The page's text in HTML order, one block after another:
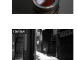
review